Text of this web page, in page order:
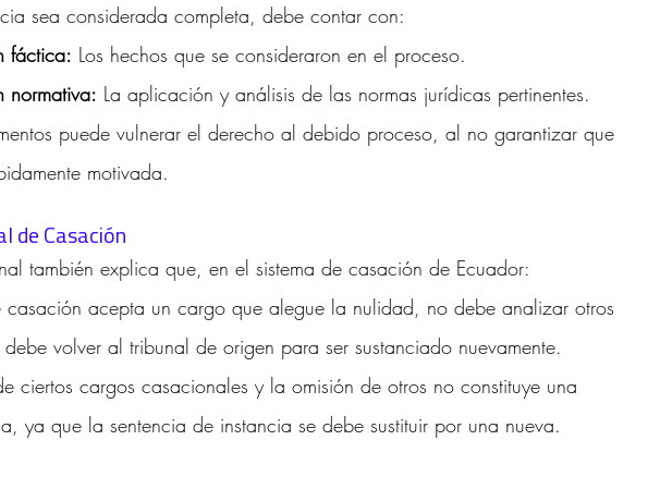
sea considerada completa, debe contar con:
fáctica: Los hechos que se consideraron en el proceso.
normativa: La aplicación y análisis de las normas jurídicas pertinentes.
puede vulnerar el derecho al debido proceso, al no garantizar que
motivada.
de Casación
también explica que, en el sistema de casación de Ecuador:
casación acepta un cargo que alegue la nulidad, no debe analizar otros
volver al tribunal de origen para ser sustanciado nuevamente.
ciertos cargos casacionales y la omisión de otros no constituye una
ya que la sentencia de instancia se debe sustituir por una nueva.